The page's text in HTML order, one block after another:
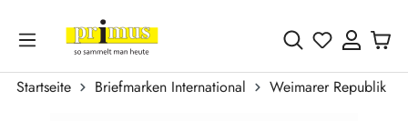
Zum Hauptinhalt springen
Du hast 0
Startseite Briefmarken International
Weimarer Republik